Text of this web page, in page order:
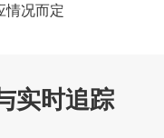
情况而定
实时追踪